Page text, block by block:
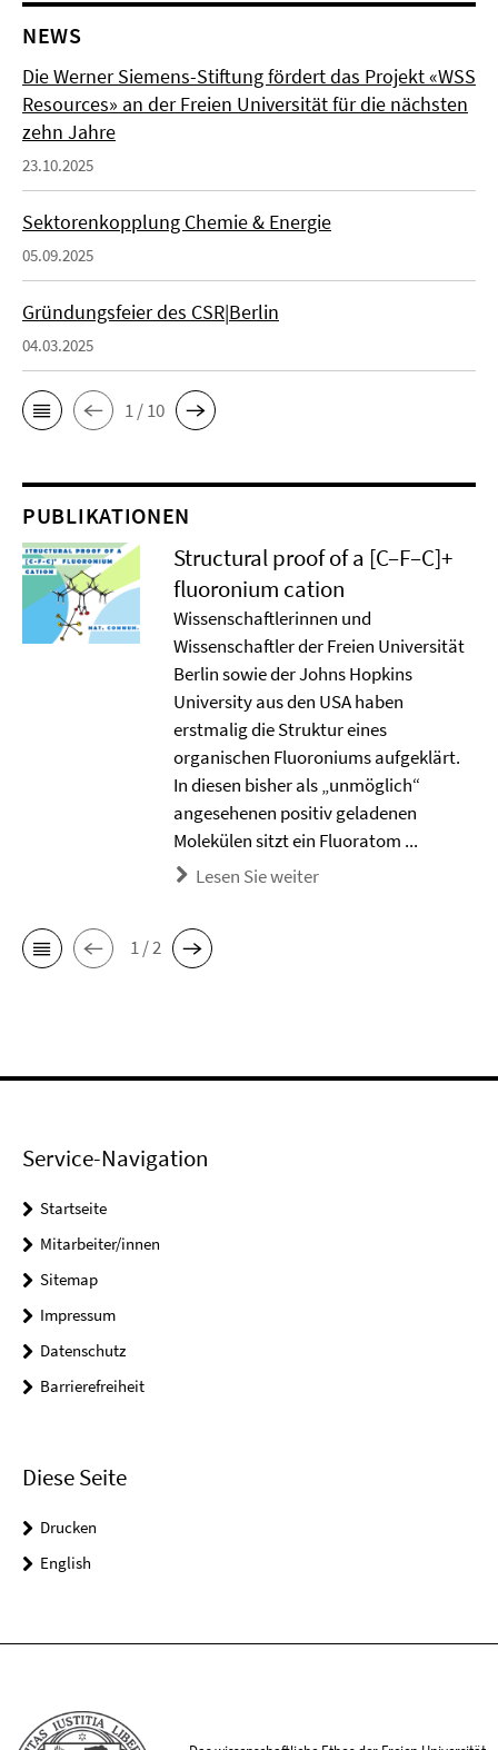
NEWS
Die Werner Siemens-Stiftung fördert das Projekt «WSS
Resources» an der Freien Universität für die nächsten
zehn Jahre
23.10.2025
Sektorenkopplung Chemie & Energie
05.09.2025
Gründungsfeier des CSR|Berlin
04.03.2025
1 / 10
PUBLIKATIONEN
Structural proof of a [C–F–C]+
ﬂuoronium cation
Wissenschaftlerinnen und
Wissenschaftler der Freien Universität
Berlin sowie der Johns Hopkins
University aus den USA haben
erstmalig die Struktur eines
organischen Fluoroniums aufgeklärt.
In diesen bisher als „unmöglich“
angesehenen positiv geladenen
Molekülen sitzt ein Fluoratom ...
Lesen Sie weiter
1 / 2
Service-Navigation
Startseite
Mitarbeiter/innen
Sitemap
Impressum
Datenschutz
Barrierefreiheit
Diese Seite
Drucken
English